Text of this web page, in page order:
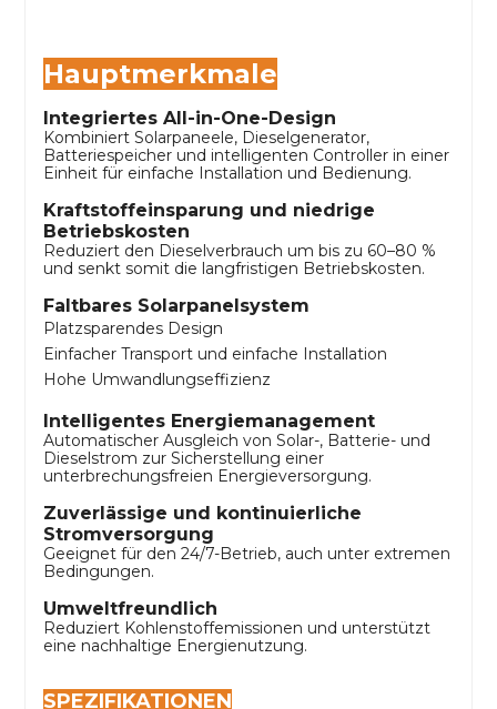
Hauptmerkmale
Integriertes All-in-One-Design
Kombiniert Solarpaneele, Dieselgenerator,
Batteriespeicher und intelligenten Controller in einer
Einheit für einfache Installation und Bedienung.
Kraftstoffeinsparung und niedrige
Betriebskosten
Reduziert den Dieselverbrauch um bis zu 60–80 %
und senkt somit die langfristigen Betriebskosten.
Faltbares Solarpanelsystem
Platzsparendes Design
Einfacher Transport und einfache Installation
Hohe Umwandlungseffizienz
Intelligentes Energiemanagement
Automatischer Ausgleich von Solar-, Batterie- und
Dieselstrom zur Sicherstellung einer
unterbrechungsfreien Energieversorgung.
Zuverlässige und kontinuierliche
Stromversorgung
Geeignet für den 24/7-Betrieb, auch unter extremen
Bedingungen.
Umweltfreundlich
Reduziert Kohlenstoffemissionen und unterstützt
eine nachhaltige Energienutzung.
SPEZIFIKATIONEN